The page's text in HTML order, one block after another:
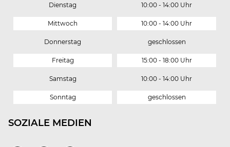
Dienstag 10:00 - 14:00 Uhr
Mittwoch 10:00 - 14:00 Uhr
Donnerstag geschlossen
Freitag 15:00 - 18:00 Uhr
Samstag 10:00 - 14:00 Uhr
Sonntag geschlossen
SOZIALE MEDIEN